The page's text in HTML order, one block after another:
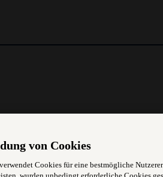
von Cookies
Cookies für eine bestmögliche